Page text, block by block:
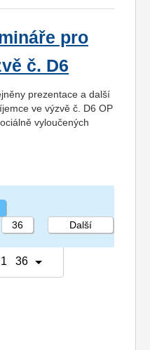
pro
č. D6
prezentace a další
ve výzvě č. D6 OP
vyloučených
1 36
36 Další